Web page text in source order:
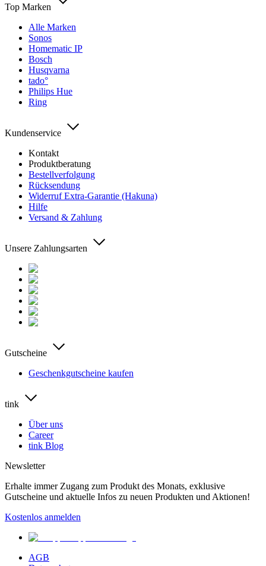
Top Marken
Alle Marken
Sonos
Homematic IP
Bosch
Husqvarna
tado°
Philips Hue
Ring
Kundenservice
Kontakt
Produktberatung
Bestellverfolgung
Rücksendung
Widerruf Extra-Garantie (Hakuna)
Hilfe
Versand & Zahlung
Unsere Zahlungsarten
Gutscheine
Geschenkgutscheine kaufen
tink
Über uns
Career
tink Blog
Newsletter
Erhalte immer Zugang zum Produkt des Monats, exklusive
Gutscheine und aktuelle Infos zu neuen Produkten und Aktionen!
Kostenlos anmelden
AGB